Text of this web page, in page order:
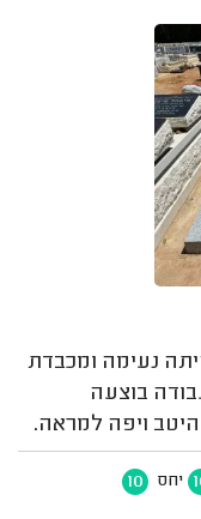
נעימה ומכבדת
בוצעה
ויפה למראה.
יחס 10